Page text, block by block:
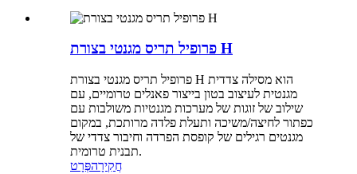
פרופיל תריס מגנטי בצורת H
פרופיל תריס מגנטי בצורת H הוא מסילה צדדית
מגנטית לעיצוב בטון בייצור פאנלים טרומיים, עם
שילוב של זוגות של מערכות מגנטיות משולבות עם
כפתור לחיצה/משיכה ותעלת פלדה מרותכת, במקום
מגנטים רגילים של קופסת הפרדה וחיבור צדדי של
תבנית טרומית.
חֲקִירָהפְּרָט